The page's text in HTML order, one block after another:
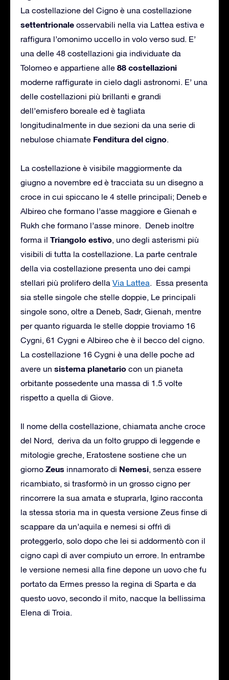
La costellazione del Cigno è una costellazione
settentrionale osservabili nella via Lattea estiva e
raffigura l’omonimo uccello in volo verso sud. E’
una delle 48 costellazioni gia individuate da
Tolomeo e appartiene alle 88 costellazioni
moderne raffigurate in cielo dagli astronomi. E’ una
delle costellazioni più brillanti e grandi
dell’emisfero boreale ed è tagliata
longitudinalmente in due sezioni da una serie di
nebulose chiamate Fenditura del cigno.
La costellazione è visibile maggiormente da
giugno a novembre ed è tracciata su un disegno a
croce in cui spiccano le 4 stelle principali; Deneb e
Albireo che formano l’asse maggiore e Gienah e
Rukh che formano l’asse minore. Deneb inoltre
forma il Triangolo estivo, uno degli asterismi più
visibili di tutta la costellazione. La parte centrale
della via costellazione presenta uno dei campi
stellari più prolifero della Via Lattea. Essa presenta
sia stelle singole che stelle doppie, Le principali
singole sono, oltre a Deneb, Sadr, Gienah, mentre
per quanto riguarda le stelle doppie troviamo 16
Cygni, 61 Cygni e Albireo che è il becco del cigno.
La costellazione 16 Cygni è una delle poche ad
avere un sistema planetario con un pianeta
orbitante possedente una massa di 1.5 volte
rispetto a quella di Giove.
Il nome della costellazione, chiamata anche croce
del Nord, deriva da un folto gruppo di leggende e
mitologie greche, Eratostene sostiene che un
giorno Zeus innamorato di Nemesi, senza essere
ricambiato, si trasformò in un grosso cigno per
rincorrere la sua amata e stuprarla, Igino racconta
la stessa storia ma in questa versione Zeus finse di
scappare da un’aquila e nemesi si offrì di
proteggerlo, solo dopo che lei si addormentò con il
cigno capì di aver compiuto un errore. In entrambe
le versione nemesi alla fine depone un uovo che fu
portato da Ermes presso la regina di Sparta e da
questo uovo, secondo il mito, nacque la bellissima
Elena di Troia.